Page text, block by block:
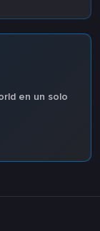
en un solo